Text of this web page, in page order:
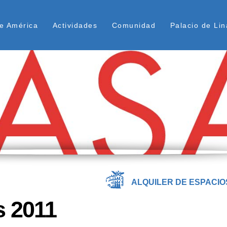
Superior
América Actividades Comunidad Palacio de
ALQUILER DE
2011